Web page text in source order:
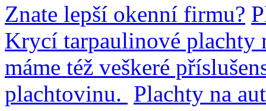
Znate lepší okenní firmu?
Krycí tarpaulinové plachty
máme též veškeré
plachtovinu. Plachty na